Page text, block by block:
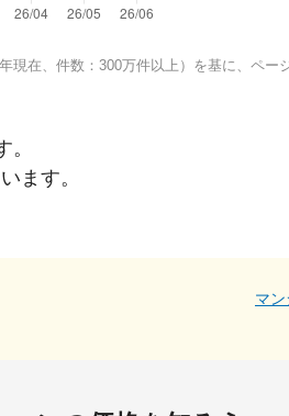
在、件数：300万件以上）を基に、ペー
。
ます。
マ